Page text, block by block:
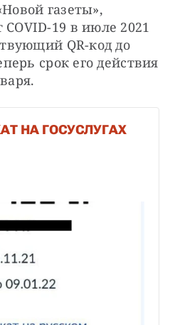
газеты»,
19 в июле 2021
QR-код до
срок его действия
НА ГОСУСЛУГАХ